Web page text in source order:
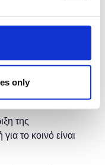
only
παρουσία.
της
το κοινό είναι